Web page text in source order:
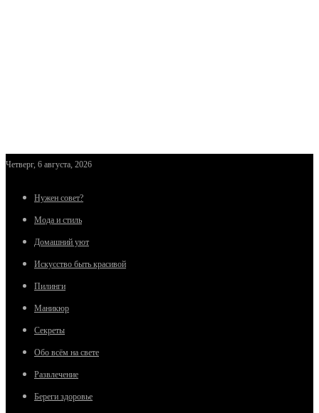
Четверг, 6 августа, 2026
Нужен совет?
Мода и стиль
Домашний уют
Искусство быть красивой
Пилинги
Маникюр
Секреты
Обо всём на свете
Развлечение
Береги здоровье